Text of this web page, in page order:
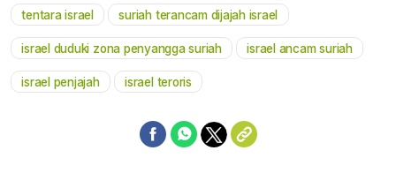
tentara israel suriah terancam dijajah israel
israel duduki zona penyangga suriah israel ancam suriah
israel penjajah israel teroris